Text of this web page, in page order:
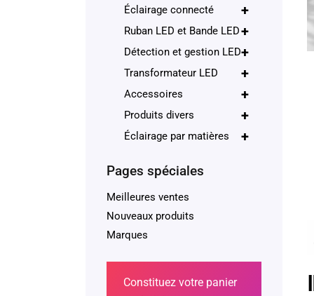
+
Éclairage connecté
+
Ruban LED et Bande LED
+
Détection et gestion LED
+
Transformateur LED
+
Accessoires
+
Produits divers
+
Éclairage par matières
Pages spéciales
Meilleures ventes
Nouveaux produits
Marques
Constituez votre panier